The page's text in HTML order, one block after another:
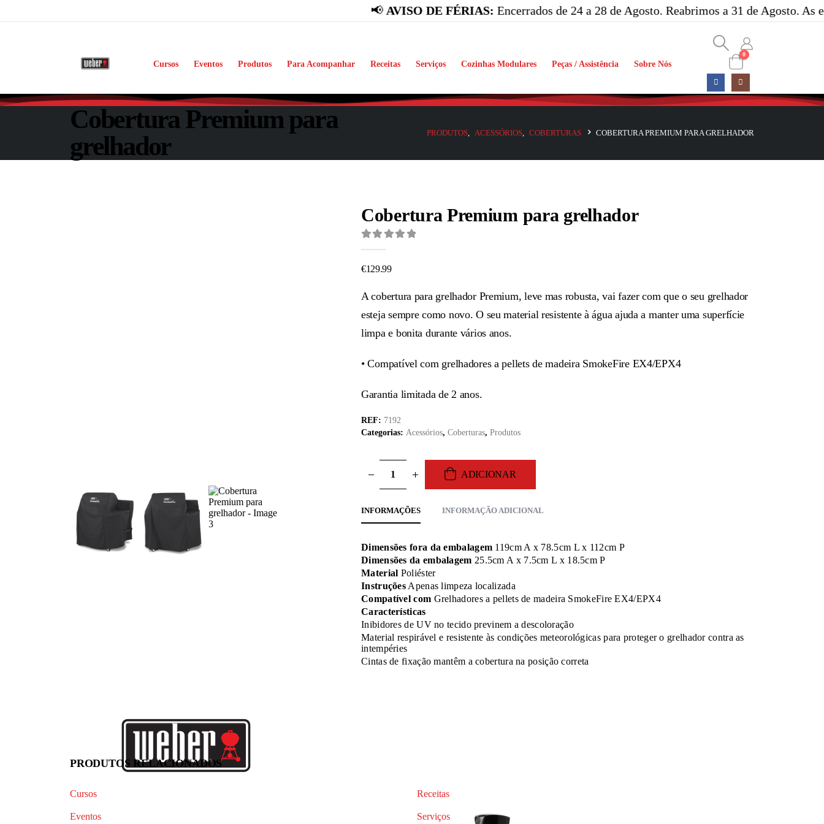
AVISO DE FÉRIAS:Encerrados de 24 a 28 de Agosto. Reabrimos a 31 de Agosto. As
Cursos Eventos Produtos Para Acompanhar Receitas Serviços Cozinhas Modulares Peças / Assistência Sobre Nós
0
Cobertura Premium para
grelhador
PRODUTOS ACESSÓRIOS COBERTURAS COBERTURA PREMIUM PARA GRELHADOR
Cobertura Premium para grelhador
€129.99
A cobertura para grelhador Premium, leve mas robusta, vai fazer com que o seu grelhador
esteja sempre como novo. O seu material resistente à água ajuda a manter uma superfície
limpa e bonita durante vários anos.
• Compatível com grelhadores a pellets de madeira SmokeFire EX4/EPX4
Garantia limitada de 2 anos.
REF: 7192
Categorias: Acessórios, Coberturas, Produtos
ADICIONAR
INFORMAÇÕES INFORMAÇÃO ADICIONAL
Dimensões fora da embalagem 119cm A x 78.5cm L x 112cm P
Dimensões da embalagem 25.5cm A x 7.5cm L x 18.5cm P
Material Poliéster
Instruções Apenas limpeza localizada
Compatível com Grelhadores a pellets de madeira SmokeFire EX4/EPX4
Características
Inibidores de UV no tecido previnem a descoloração
Material respirável e resistente às condições meteorológicas para proteger o grelhador contra as
intempéries
Cintas de fixação mantêm a cobertura na posição correta
PRODUTOS RELACIONADOS
Cursos
Eventos
Receitas
Serviços